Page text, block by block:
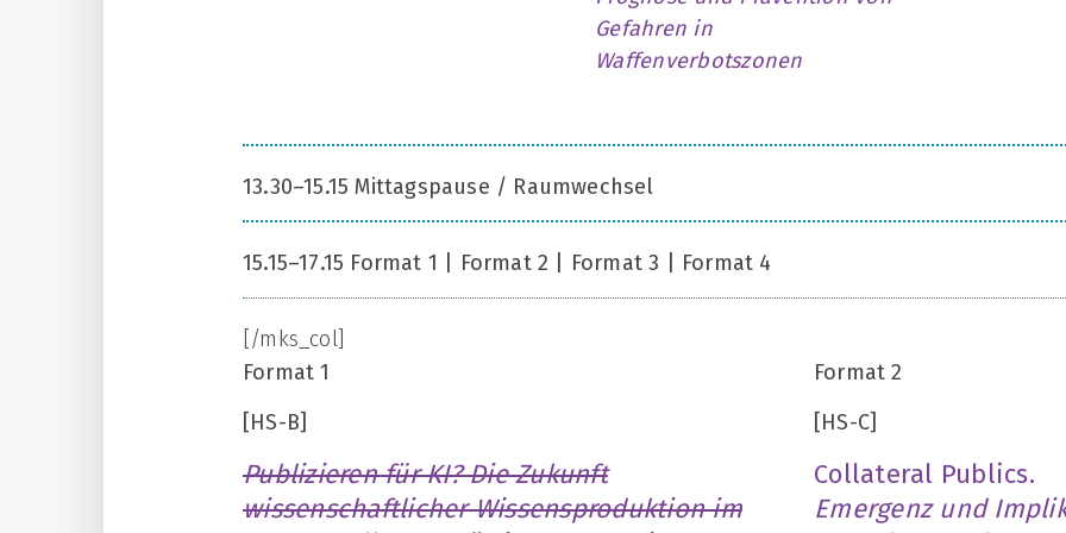
Gefahren in
Waffenverbotszonen
13.30–15.15 Mittagspause / Raumwechsel
15.15–17.15 Format 1 | Format 2 | Format 3 | Format 4
[/mks_col]
Format 1
[HS-B]
Publizieren für KI? Die Zukunft
wissenschaftlicher Wissensproduktion im
Format 2
[HS-C]
Collateral Publics.
Emergenz und